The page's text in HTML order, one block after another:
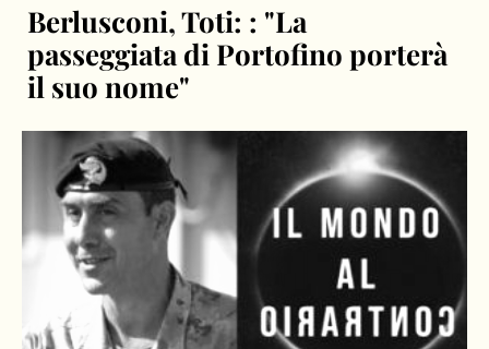
Berlusconi, Toti: : "La
passeggiata di Portofino porterà
il suo nome"